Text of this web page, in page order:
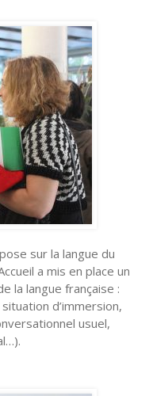
sur la langue du
a mis en place un
la langue française :
d’immersion,
usuel,